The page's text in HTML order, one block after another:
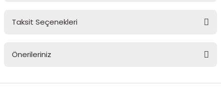
Taksit Seçenekleri
Önerileriniz